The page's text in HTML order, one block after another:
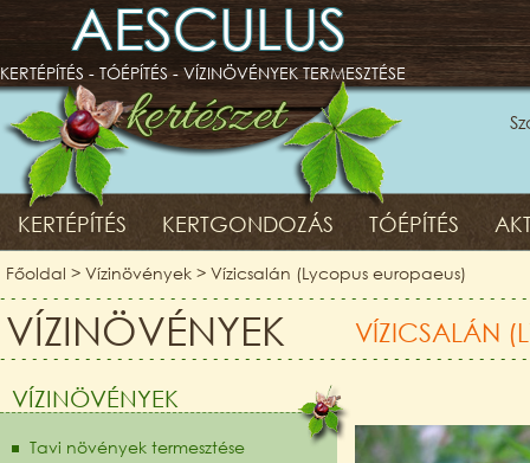
AESCULUS
KERTÉPÍTÉS - TÓÉPÍTÉS - VÍZINÖVÉNYEK TERMESZTÉSE
KERTÉPÍTÉS KERTGONDOZÁS TÓÉPÍTÉS
Főoldal > Vízinövények > Vízicsalán (Lycopus europaeus)
VÍZINÖVÉNYEK VÍZICSALÁN
VÍZINÖVÉNYEK
Tavi növények termesztése